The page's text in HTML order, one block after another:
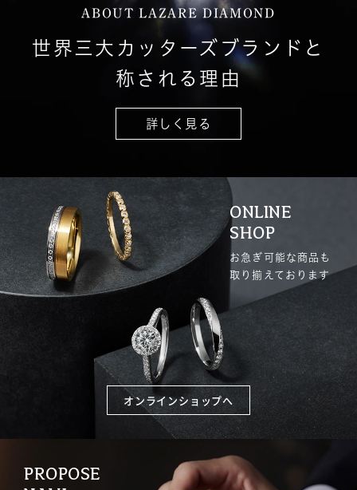
ABOUT LAZARE DIAMOND
世界三大カッターズブランドと
称される理由
詳しく見る
ONLINE
SHOP
お急ぎ可能な商品も
取り揃えております
オンラインショップへ
PROPOSE